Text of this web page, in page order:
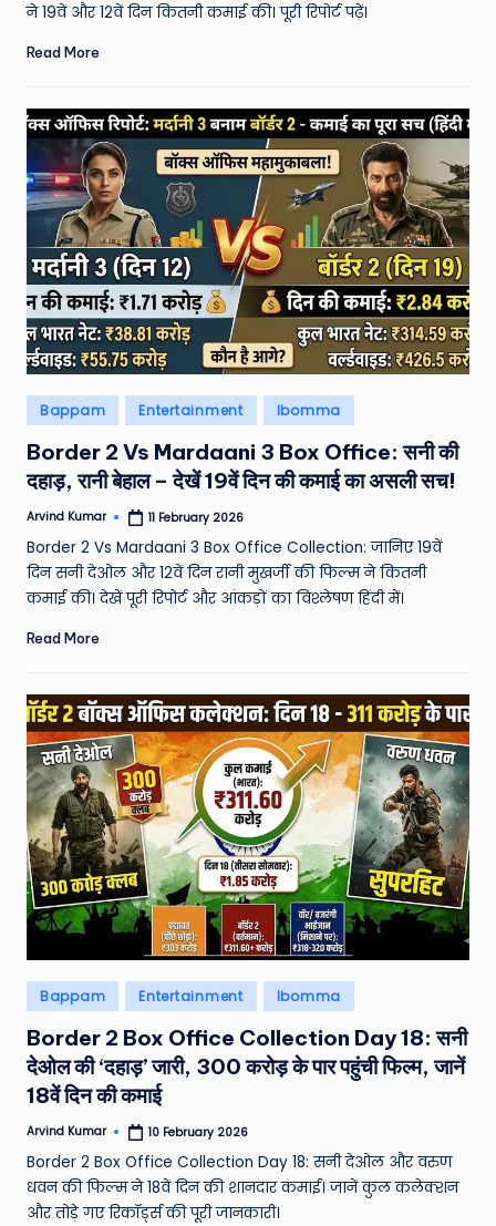
ने 19वें और 12वें दिन कितनी कमाई की। पूरी रिपोर्ट पढ़ें।
Read More
Posted
in
Bappam Entertainment Ibomma
Border 2 Vs Mardaani 3 Box Office: सनी की
दहाड़, रानी बेहाल – देखें 19वें दिन की कमाई का असली सच!
Posted
Arvind Kumar 11 February 2026
Border 2 Vs Mardaani 3 Box Office Collection: जानिए 19वें
दिन सनी देओल और 12वें दिन रानी मुखर्जी की फिल्म ने कितनी
कमाई की। देखें पूरी रिपोर्ट और आंकड़ों का विश्लेषण हिंदी में।
Read More
Posted
in
Bappam Entertainment Ibomma
Border 2 Box Office Collection Day 18: सनी
देओल की ‘दहाड़’ जारी, 300 करोड़ के पार पहुंची फिल्म, जानें
18वें दिन की कमाई
Posted
Arvind Kumar 10 February 2026
Border 2 Box Office Collection Day 18: सनी देओल और वरुण
धवन की फिल्म ने 18वें दिन की शानदार कमाई। जानें कुल कलेक्शन
और तोड़े गए रिकॉर्ड्स की पूरी जानकारी।